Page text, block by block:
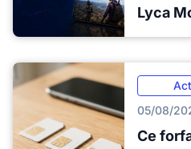
Lyca
05/08/
Ce